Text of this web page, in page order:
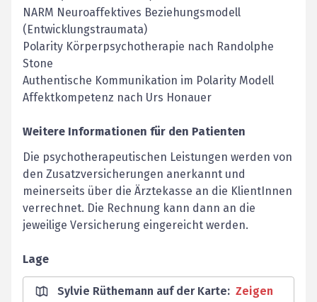
NARM Neuroaffektives Beziehungsmodell
(Entwicklungstraumata)
Polarity Körperpsychotherapie nach Randolphe
Stone
Authentische Kommunikation im Polarity Modell
Affektkompetenz nach Urs Honauer
Weitere Informationen für den Patienten
Die psychotherapeutischen Leistungen werden von
den Zusatzversicherungen anerkannt und
meinerseits über die Ärztekasse an die KlientInnen
verrechnet. Die Rechnung kann dann an die
jeweilige Versicherung eingereicht werden.
Lage
Sylvie Rüthemann auf der Karte: Zeigen